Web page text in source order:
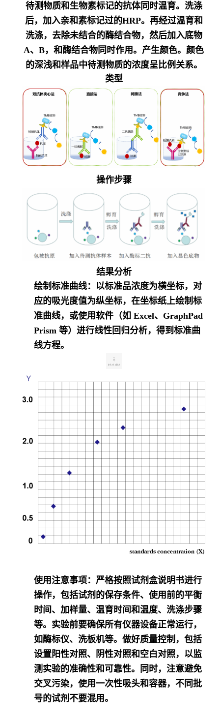
待测物质和生物素标记的抗体同时温育。洗涤
后，加入亲和素标记过的HRP。再经过温育和
洗涤，去除未结合的酶结合物，然后加入底物
A、B，和酶结合物同时作用。产生颜色。颜色
的深浅和样品中待测物质的浓度呈比例关系。
类型
操作步骤
结果分析
绘制标准曲线：以标准品浓度为横坐标，对
应的吸光度值为纵坐标，在坐标纸上绘制标
准曲线，或使用软件（如 Excel、GraphPad
Prism 等）进行线性回归分析，得到标准曲
线方程。
使用注意事项：严格按照试剂盒说明书进行
操作，包括试剂的保存条件、使用前的平衡
时间、加样量、温育时间和温度、洗涤步骤
等。实验前要确保所有仪器设备正常运行，
如酶标仪、洗板机等。做好质量控制，包括
设置阳性对照、阴性对照和空白对照，以监
测实验的准确性和可靠性。同时，注意避免
交叉污染，使用一次性吸头和容器，不同批
号的试剂不要混用。